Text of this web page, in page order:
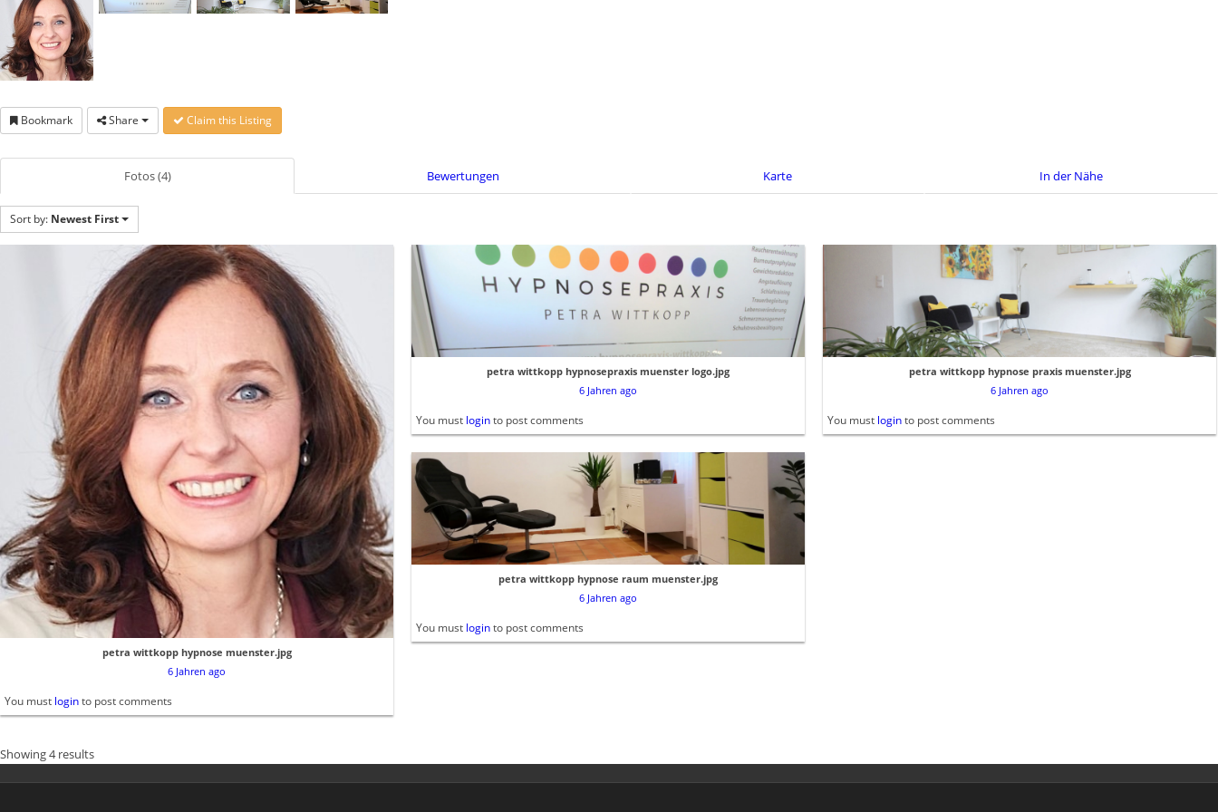
Bookmark Share Claim this Listing
Fotos (4) Bewertungen Karte In der Nähe
Sort by: Newest First
petra wittkopp hypnose muenster.jpg
6 Jahren ago
You must loginto post comments
petra wittkopp hypnosepraxis muenster logo.jpg
6 Jahren ago
You must loginto post comments
petra wittkopp hypnose praxis muenster.jpg
6 Jahren ago
You must loginto post comments
petra wittkopp hypnose raum muenster.jpg
6 Jahren ago
You must loginto post comments
Showing 4 results